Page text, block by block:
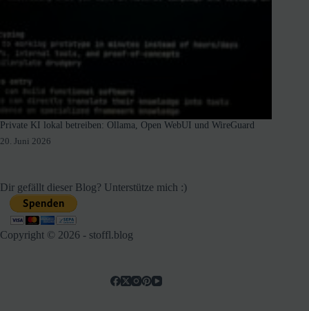
Private KI lokal betreiben: Ollama, Open WebUI und WireGuard
20. Juni 2026
Dir gefällt dieser Blog? Unterstütze mich :)
Copyright © 2026 - stoffl.blog